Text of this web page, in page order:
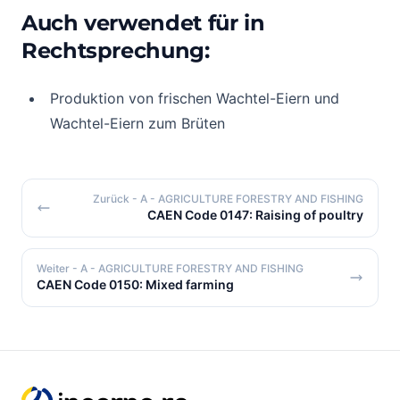
Auch verwendet für in
Rechtsprechung:
Produktion von frischen Wachtel-Eiern und
Wachtel-Eiern zum Brüten
Zurück - A - AGRICULTURE FORESTRY AND FISHING
CAEN Code 0147: Raising of poultry
Weiter - A - AGRICULTURE FORESTRY AND FISHING
CAEN Code 0150: Mixed farming